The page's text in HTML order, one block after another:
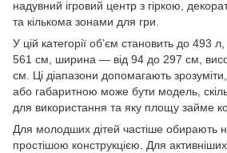
надувний ігровий центр з гіркою,
та кількома зонами для гри.
У цій категорії об’єм становить до 493
561 см, ширина — від 94 до 297 см,
см. Ці діапазони допомагають
або габаритною може бути модель,
для використання та яку площу займе
Для молодших дітей частіше обирають
простішою конструкцією. Для